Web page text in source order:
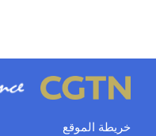
خريطة الموقع